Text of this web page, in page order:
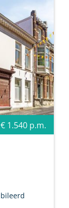
€ 1.540 p.m.